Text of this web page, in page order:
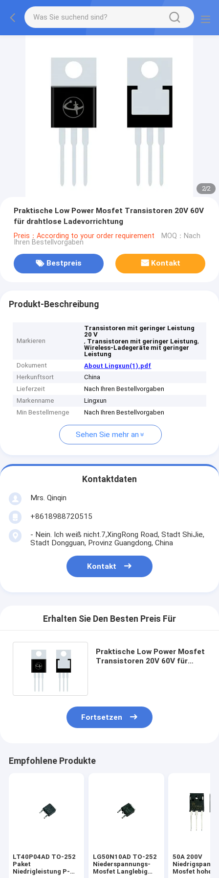
2/2
Praktische Low Power Mosfet Transistoren 20V 60V
für drahtlose Ladevorrichtung
Preis：According to your order requirement MOQ：Nach
Ihren Bestellvorgaben
Bestpreis Kontakt
Produkt-Beschreibung
Markieren
Transistoren mit geringer Leistung
20 V
, Transistoren mit geringer Leistung,
Wireless-Ladegeräte mit geringer
Leistung
Dokument
About Lingxun(1).pdf
Herkunftsort
China
Lieferzeit
Nach Ihren Bestellvorgaben
Markenname
Lingxun
Min Bestellmenge
Nach Ihren Bestellvorgaben
Sehen Sie mehr an
Kontaktdaten
Mrs. Qinqin
+8618988720515
- Nein. Ich weiß nicht.7,XingRong Road, Stadt ShiJie,
Stadt Dongguan, Provinz Guangdong, China
Kontakt
Erhalten Sie Den Besten Preis Für
Praktische Low Power Mosfet
Transistoren 20V 60V für
Fortsetzen
Empfohlene Produkte
LT40P04AD TO-252
Paket
Niedrigleistung P-
LG50N10AD TO-252
Niederspannungs-
Mosfet Langlebig
50A 200V
Mosfet hoher